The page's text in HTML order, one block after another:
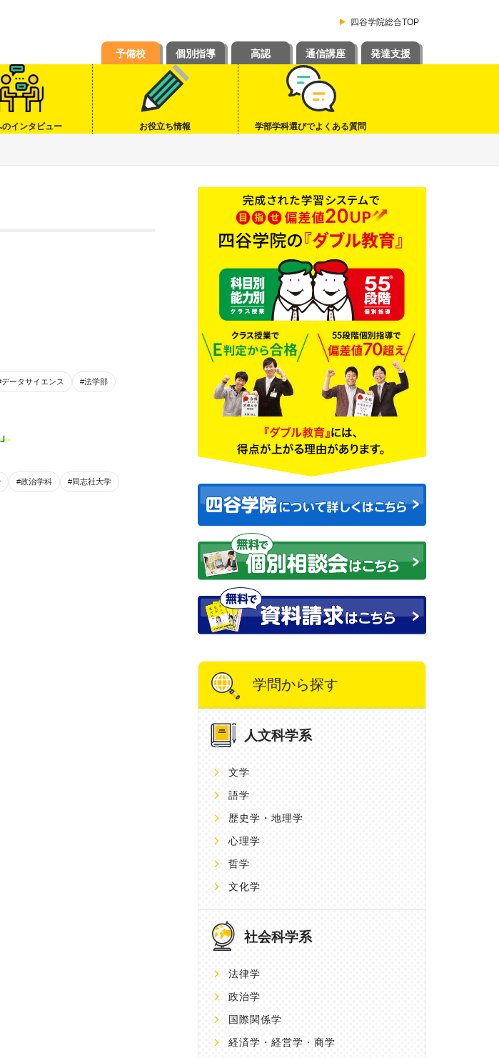
四谷学院総合TOP
予備校 個別指導 高認 通信講座 発達支援
のインタビュー お役立ち情報 学部学科選びでよくある質問
データサイエンス #法学部
#政治学科 #同志社大学
学問から探す
人文科学系
文学
語学
歴史学・地理学
心理学
哲学
文化学
社会科学系
法律学
政治学
国際関係学
経済学・経営学・商学